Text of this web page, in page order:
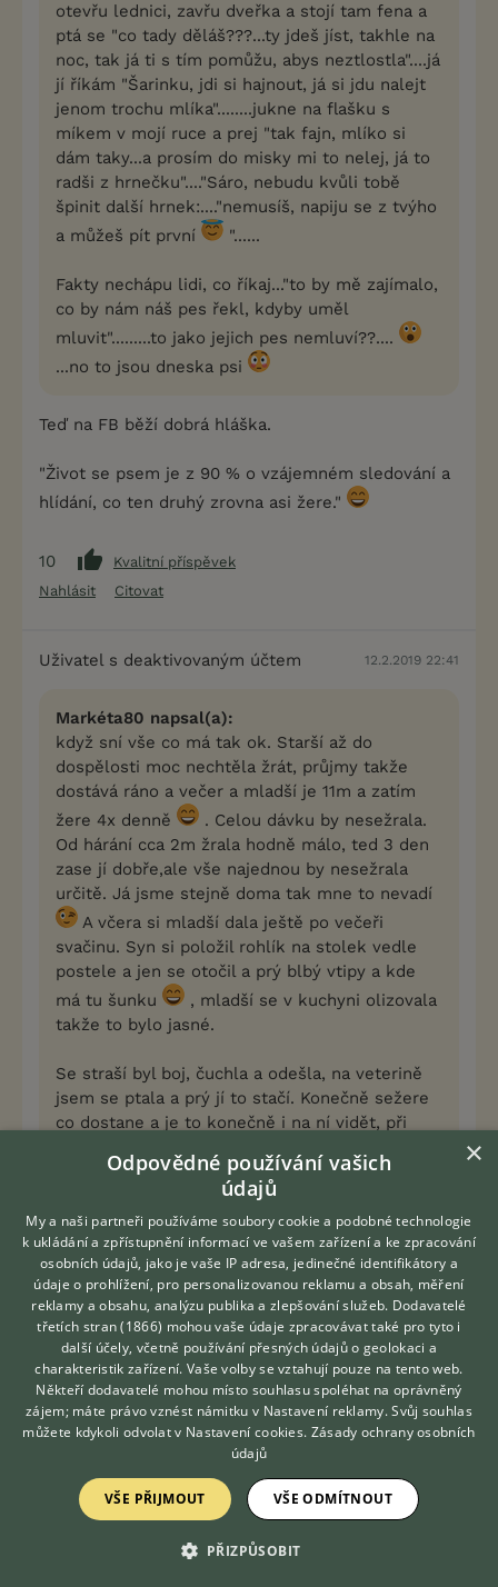
otevřu lednici, zavřu dveřka a stojí tam fena a
ptá se "co tady děláš???...ty jdeš jíst, takhle na
noc, tak já ti s tím pomůžu, abys neztlostla"....já
jí říkám "Šarinku, jdi si hajnout, já si jdu nalejt
jenom trochu mlíka"........jukne na flašku s
míkem v mojí ruce a prej "tak fajn, mlíko si
dám taky...a prosím do misky mi to nelej, já to
radši z hrnečku"...."Sáro, nebudu kvůli tobě
špinit další hrnek:...."nemusíš, napiju se z tvýho
a můžeš pít první
"......
Fakty nechápu lidi, co říkaj..."to by mě zajímalo,
co by nám náš pes řekl, kdyby uměl
mluvit".........to jako jejich pes nemluví??....
...no to jsou dneska psi
Teď na FB běží dobrá hláška.
"Život se psem je z 90 % o vzájemném sledování a
hlídání, co ten druhý zrovna asi žere."
10
Kvalitní příspěvek
Nahlásit
Citovat
Uživatel s deaktivovaným účtem 12.2.2019 22:41
Markéta80 napsal(a):
když sní vše co má tak ok. Starší až do
dospělosti moc nechtěla žrát, průjmy takže
dostává ráno a večer a mladší je 11m a zatím
žere 4x denně
. Celou dávku by nesežrala.
Od hárání cca 2m žrala hodně málo, ted 3 den
zase jí dobře,ale vše najednou by nesežrala
určitě. Já jsme stejně doma tak mne to nevadí
A včera si mladší dala ještě po večeři
svačinu. Syn si položil rohlík na stolek vedle
postele a jen se otočil a prý blbý vtipy a kde
má tu šunku
, mladší se v kuchyni olizovala
takže to bylo jasné.
Se straší byl boj, čuchla a odešla, na veterině
jsem se ptala a prý jí to stačí. Konečně sežere
co dostane a je to konečně i na ní vidět, při
vypadá lépe. A to by měla být zavalitá což není,
manžel říká fitness grifon
vyhrabala a trávení se jí upravilo. Sice bude furt
menší ale alespoň ne tk hubená. Mladší jí v 6m
už přerostla.
On sežere o něco míň, než je v tabulce na
granujlích, ale evidentně mu to stačí, je v ideální
zimní kondici, kosti nikde nelezou, malinkatá
vstvička tuku na žebrech. Ale od pohledu je to
vyčouhlé nohaté stvoření, potřebuje zmohutnět, ale
Kvalitní příspěvek
Hledáte zvířecího kamaráda?
Zdarma vám poradí
VETERINÁŘ ONLINE
KONZULTOVAT S
VETERINÁŘEM
×
Odpovědné používání vašich
údajů
My a naši partneři používáme soubory cookie a podobné technologie
k ukládání a zpřístupnění informací ve vašem zařízení a ke zpracování
osobních údajů, jako je vaše IP adresa, jedinečné identifikátory a
údaje o prohlížení, pro personalizovanou reklamu a obsah, měření
reklamy a obsahu, analýzu publika a zlepšování služeb. Dodavatelé
třetích stran (1866) mohou vaše údaje zpracovávat také pro tyto i
další účely, včetně používání přesných údajů o geolokaci a
charakteristik zařízení. Vaše volby se vztahují pouze na tento web.
Někteří dodavatelé mohou místo souhlasu spoléhat na oprávněný
zájem; máte právo vznést námitku v Nastavení reklamy. Svůj souhlas
můžete kdykoli odvolat v Nastavení cookies. Zásady ochrany osobních
údajů
VŠE PŘIJMOUT VŠE ODMÍTNOUT
PŘIZPŮSOBIT